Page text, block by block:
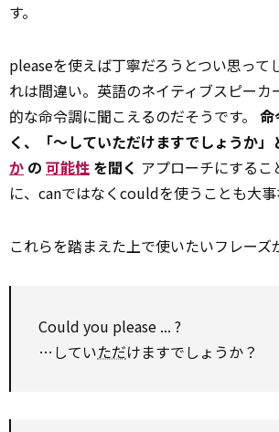
す。
pleaseを使えば丁寧だろうとつい思って
れは間違い。英語のネイティブスピーカ
的な命令調に聞こえるのだそうです。 命
く、「～していただけますでしょうか」
か の 可能性 を聞く アプローチにするこ
に、canではなくcouldを使うことも大事
これらを踏まえた上で使いたいフレーズ
Could you please ... ?
…していただけますでしょうか？